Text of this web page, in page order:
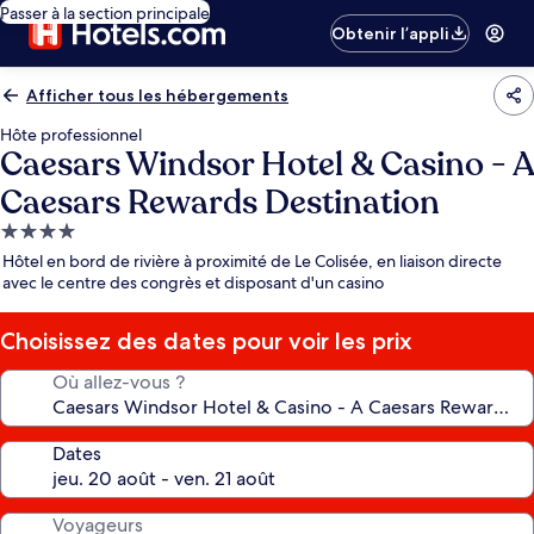
Passer à la section principale
Obtenir l’appli
Afficher tous les hébergements
Hôte professionnel
Caesars Windsor Hotel & Casino - A
Caesars Rewards Destination
Hébergement
4.0 étoiles
Hôtel en bord de rivière à proximité de Le Colisée, en liaison directe
avec le centre des congrès et disposant d'un casino
Choisissez des dates pour voir les prix
Où allez-vous ?
Dates
Voyageurs